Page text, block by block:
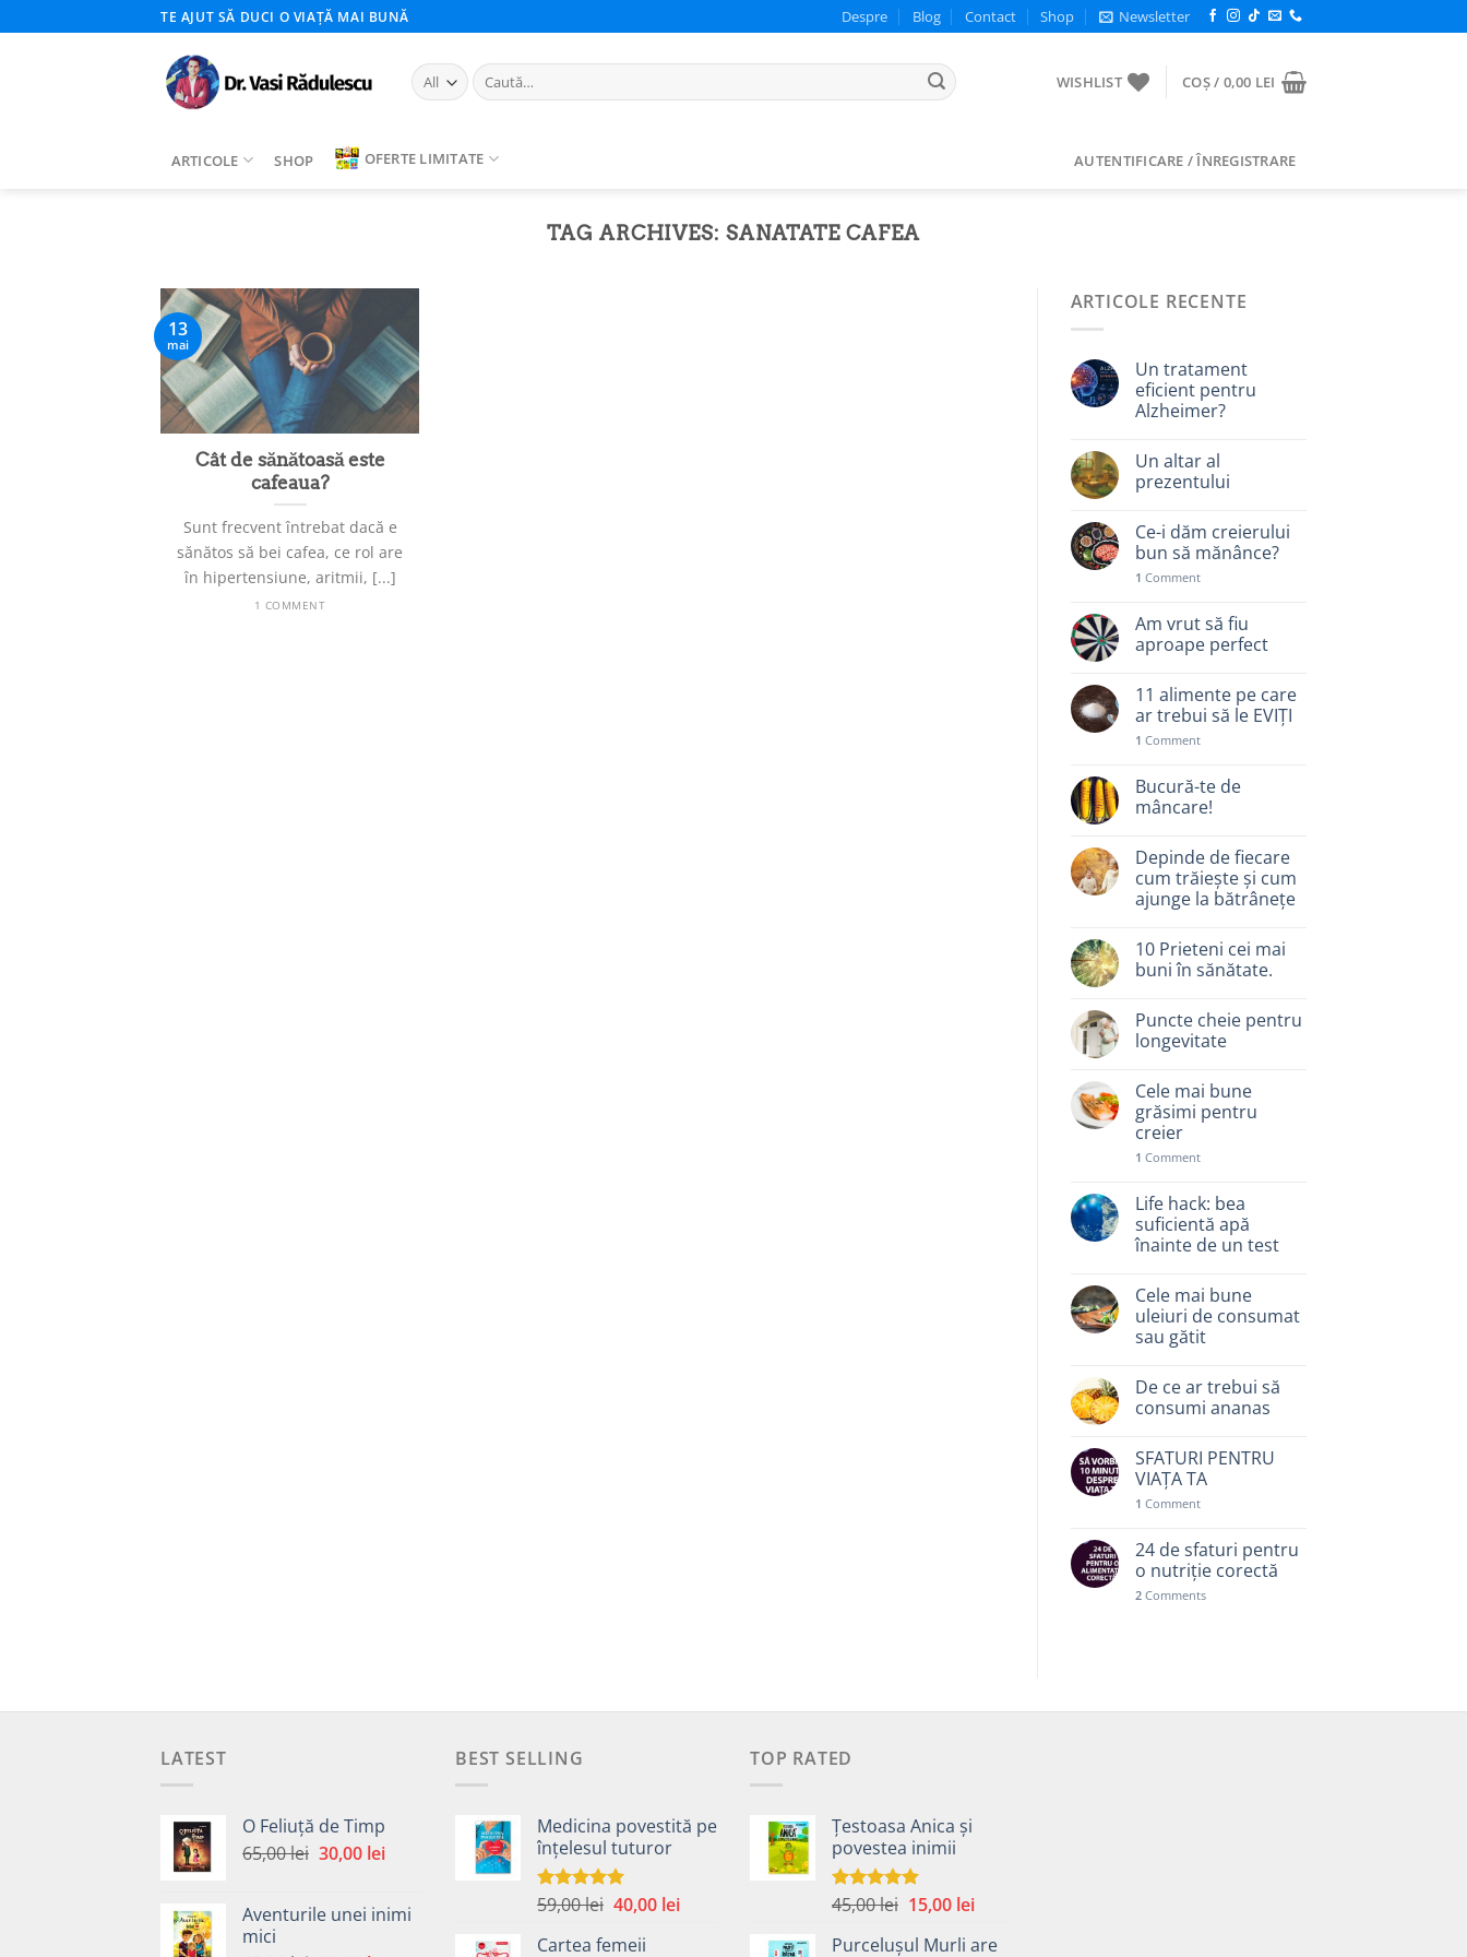
to
TE AJUT SĂ DUCI O VIAȚĂ MAI BUNĂ Despre Blog Contact Shop Newsletter
Caută
după:
WISHLIST COȘ / 0,00 LEI
ARTICOLE SHOP OFERTE LIMITATE AUTENTIFICARE / ÎNREGISTRARE
TAG ARCHIVES: SANATATE CAFEA
Cât de sănătoasă este
cafeaua?
Sunt frecvent întrebat dacă e
sănătos să bei cafea, ce rol are
în hipertensiune, aritmii, [...]
1 COMMENT
13
mai
ARTICOLE RECENTE
Un tratament
eficient pentru
Alzheimer?
Un altar al
prezentului
Ce-i dăm creierului
bun să mănânce?
1 Comment
Am vrut să fiu
aproape perfect
11 alimente pe care
ar trebui să le EVIȚI
1 Comment
Bucură-te de
mâncare!
Depinde de fiecare
cum trăiește și cum
ajunge la bătrânețe
10 Prieteni cei mai
buni în sănătate.
Puncte cheie pentru
longevitate
Cele mai bune
grăsimi pentru
creier
1 Comment
Life hack: bea
suficientă apă
înainte de un test
Cele mai bune
uleiuri de consumat
sau gătit
De ce ar trebui să
consumi ananas
SFATURI PENTRU
VIAȚA TA
1 Comment
24 de sfaturi pentru
o nutriție corectă
2Comments
LATEST
O Feliuță de Timp
65,00lei Prețul
fost:
30,00 leiPrețul
30,00 lei.
Aventurile unei inimi
mici
BEST SELLING
Medicina povestită pe
înțelesul tuturor
Evaluat la
59,00lei Prețul
a
40,00 leiPrețul
Cartea femeii
TOP RATED
Țestoasa Anica și
povestea inimii
Evaluat la
45,00lei Prețul
a
15,00 leiPrețul
este:
Purcelușul Murli are